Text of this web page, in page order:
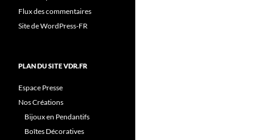
Flux des commentaires
Site de WordPress-FR
PLAN DU SITE VDR.FR
Espace Presse
Nos Créations
Bijoux en Pendantifs
Boîtes Décoratives